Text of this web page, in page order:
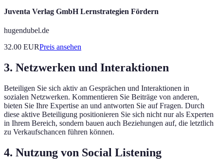
Juventa Verlag GmbH Lernstrategien Fördern
hugendubel.de
32.00 EURPreis ansehen
3. Netzwerken und Interaktionen
Beteiligen Sie sich aktiv an Gesprächen und Interaktionen in
sozialen Netzwerken. Kommentieren Sie Beiträge von anderen,
bieten Sie Ihre Expertise an und antworten Sie auf Fragen. Durch
diese aktive Beteiligung positionieren Sie sich nicht nur als Experten
in Ihrem Bereich, sondern bauen auch Beziehungen auf, die letztlich
zu Verkaufschancen führen können.
4. Nutzung von Social Listening